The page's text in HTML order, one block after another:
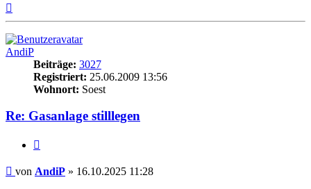
AndiP
Beiträge: 3027
Registriert: 25.06.2009 13:56
Wohnort: Soest
Re: Gasanlage stilllegen
Beitrag
von AndiP » 16.10.2025 11:28